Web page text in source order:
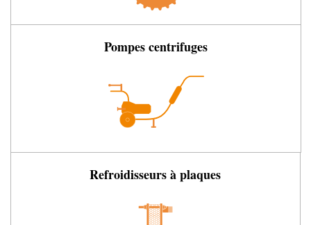
Pompes centrifuges
Refroidisseurs à plaques